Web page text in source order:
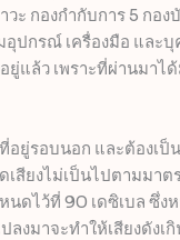
กองกำกับการ 5 กอง
ปกรณ์ เครื่องมือ และ
แล้ว เพราะที่ผ่านมาไ
ยู่รอบนอก และต้องเ
เสียงไม่เป็นไปตามมาต
ดไว้ที่ 90 เดซิเบล ซึ่ง
งมาจะทำให้เสียงดังเ